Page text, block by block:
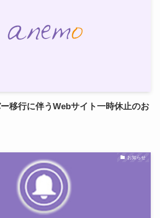
ー移行に伴うWebサイト一時休止のお
お知らせ